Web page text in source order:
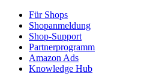
Für Shops
Shopanmeldung
Shop-Support
Partnerprogramm
Amazon Ads
Knowledge Hub